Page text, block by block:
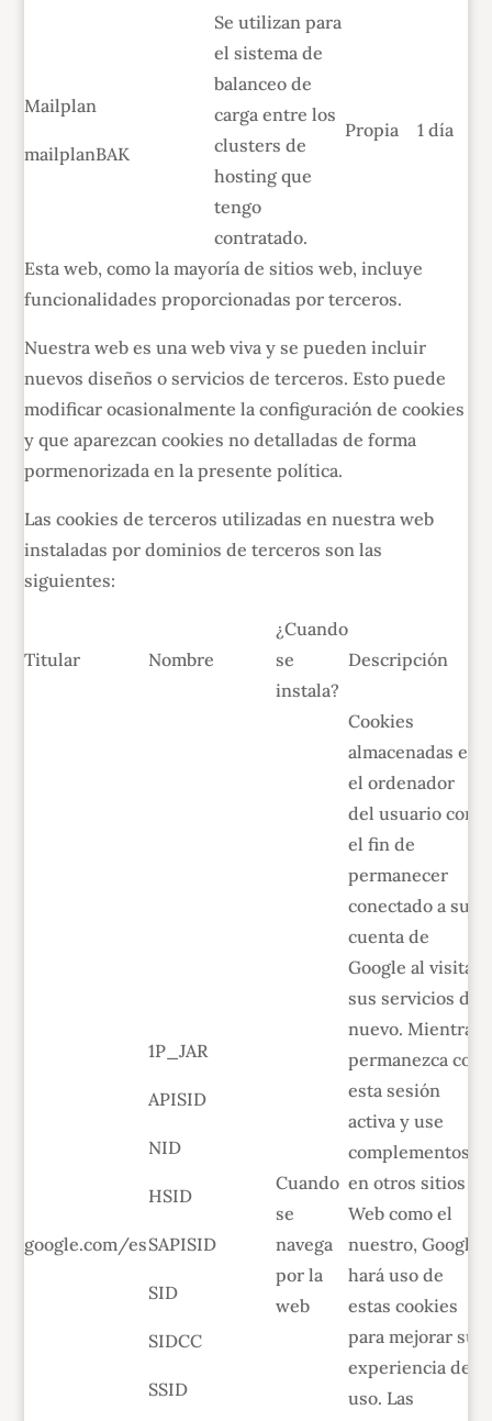
Mailplan
mailplanBAK
Se utilizan para
el sistema de
balanceo de
carga entre los
clusters de
hosting que
tengo
contratado.
Propia 1 día
Esta web, como la mayoría de sitios web, incluye
funcionalidades proporcionadas por terceros.
Nuestra web es una web viva y se pueden incluir
nuevos diseños o servicios de terceros. Esto puede
modificar ocasionalmente la configuración de cookies
y que aparezcan cookies no detalladas de forma
pormenorizada en la presente política.
Las cookies de terceros utilizadas en nuestra web
instaladas por dominios de terceros son las
siguientes:
Titular Nombre
¿Cuando
se
instala?
Descripción
google.com/es
1P_JAR
APISID
NID
HSID
SAPISID
SID
SIDCC
SSID
Cuando
se
navega
por la
web
Cookies
almacenadas en
el ordenador
del usuario con
el fin de
permanecer
conectado a su
cuenta de
Google al visitar
sus servicios de
nuevo. Mientras
permanezca con
esta sesión
activa y use
complementos
en otros sitios
Web como el
nuestro, Google
hará uso de
estas cookies
para mejorar su
experiencia de
uso. Las